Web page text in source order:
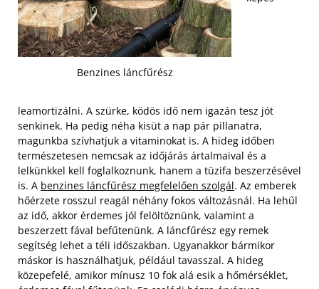
Benzines láncfűrész
leamortizálni. A szürke, ködös idő nem igazán tesz jót
senkinek. Ha pedig néha kisüt a nap pár pillanatra,
magunkba szívhatjuk a vitaminokat is. A hideg időben
természetesen nemcsak az időjárás ártalmaival és a
lelkünkkel kell foglalkoznunk, hanem a tüzifa beszerzésével
is. A benzines láncfűrész megfelelően szolgál. Az emberek
hőérzete rosszul reagál néhány fokos változásnál. Ha lehűl
az idő, akkor érdemes jól felöltöznünk, valamint a
beszerzett fával befűtenünk. A láncfűrész egy remek
segítség lehet a téli időszakban. Ugyanakkor bármikor
máskor is használhatjuk, például tavasszal. A hideg
közepefelé, amikor mínusz 10 fok alá esik a hőmérséklet,